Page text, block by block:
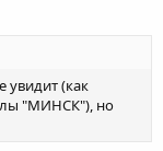
увидит (как
"МИНСК"), но